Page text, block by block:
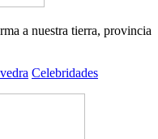
a nuestra tierra, provincia
Celebridades